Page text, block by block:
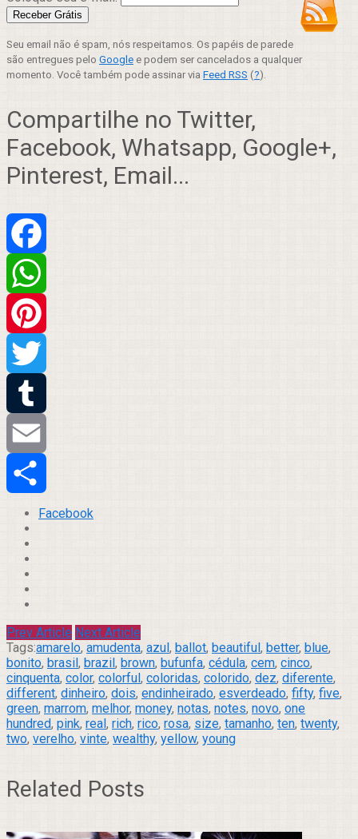
Seu email não é spam, nós respeitamos. Os papéis de parede
são entregues pelo Google e podem ser cancelados a qualquer
momento. Você também pode assinar via Feed RSS (?).
Compartilhe no Twitter,
Facebook, Whatsapp, Google+,
Pinterest, Email...
Facebook
WhatsApp
Pinterest
Twitter
Tumblr
Email
Compartilhar
Facebook
Prev Article Next Article
Tags:amarelo, amudenta, azul, ballot, beautiful, better, blue,
bonito, brasil, brazil, brown, bufunfa, cédula, cem, cinco,
cinquenta, color, colorful, coloridas, colorido, dez, diferente,
different, dinheiro, dois, endinheirado, esverdeado, fifty, five,
green, marrom, melhor, money, notas, notes, novo, one
hundred, pink, real, rich, rico, rosa, size, tamanho, ten, twenty,
two, verelho, vinte, wealthy, yellow, young
Related Posts